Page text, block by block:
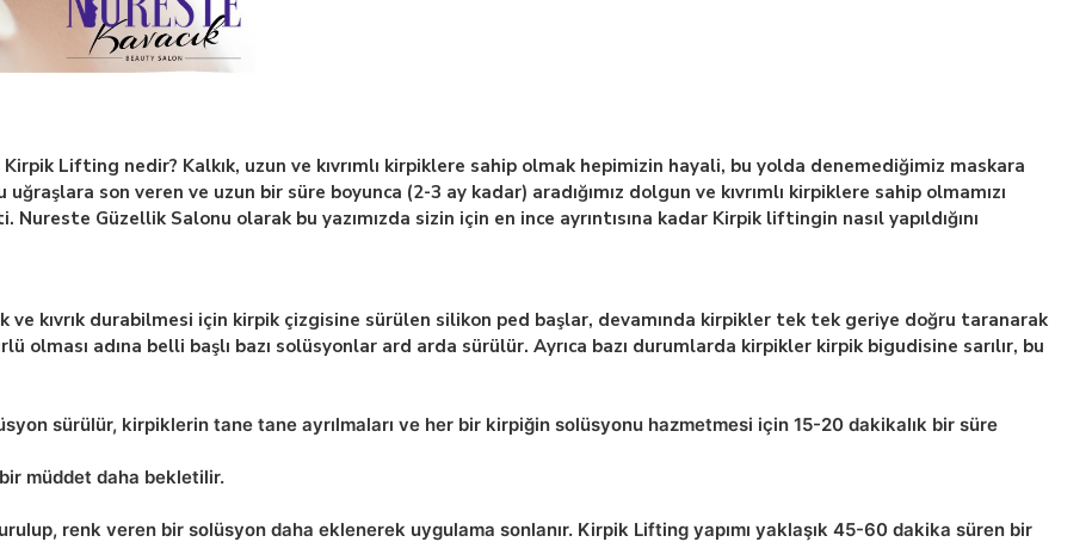
Lifting nedir? Kalkık, uzun ve kıvrımlı kirpiklere sahip olmak hepimizin hayali, bu yolda denemediğimiz maskara
son veren ve uzun bir süre boyunca (2-3 ay kadar) aradığımız dolgun ve kıvrımlı kirpiklere sahip olmamızı
Güzellik Salonu olarak bu yazımızda sizin için en ince ayrıntısına kadar Kirpik liftingin nasıl yapıldığını
ve kıvrık durabilmesi için kirpik çizgisine sürülen silikon ped başlar, devamında kirpikler tek tek geriye doğru taranarak
olması adına belli başlı bazı solüsyonlar ard arda sürülür. Ayrıca bazı durumlarda kirpikler kirpik bigudisine sarılır, bu
sürülür, kirpiklerin tane tane ayrılmaları ve her bir kirpiğin solüsyonu hazmetmesi için 15-20 dakikalık bir süre
müddet daha bekletilir.
renk veren bir solüsyon daha eklenerek uygulama sonlanır. Kirpik Lifting yapımı yaklaşık 45-60 dakika süren bir